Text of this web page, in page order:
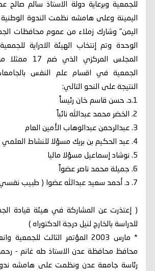
للجمعية وبرعاية دولة الاستاذ سالم صالح
اليمينة وعلى هامشه نظمت الندوة
اليمن" وشارك زملاء من عموم محافظات
الوحدة وتم إنتخاب الهيئة الادراية
المجلس المركزي
الجمعية في اقسام علم النفس
النتيجة على النحو التالي:
1.د. حسن قاسم خان رئيساً
2. الخضر محمد عبدالله نائباً
3. عبدالرحمن عبدالوهاب الأمين العام
4. عبد الحكيم بن بريك مسؤلا للنشاط العلمي
5. نوشاد إسماعيل مسؤلا ماليا
6. جميلة محمد ناصر عضواً
7. د. أحمد سعيد عبدالله عضوا ( طبيب نفسي)
( إعتذرت عن المشاركة في هيئة قيادة
للدراسة بالخارج لنيل درجة الدكتوراه )
* مارس 2003 المؤتمر الثالث
محافظ محافظة عدن الاستاذ طه غانم -
رئاسة جامعة عدن ونظمت على هامشه